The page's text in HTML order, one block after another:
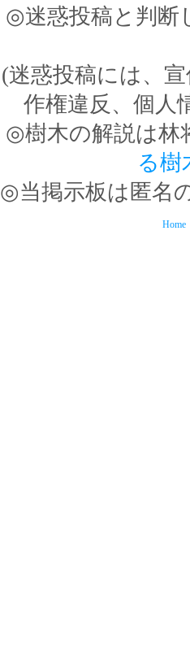
◎迷惑投稿と判断
(迷惑投稿には、
作権違反、個人
◎樹木の解説は林
る樹
◎当掲示板は匿名
Home